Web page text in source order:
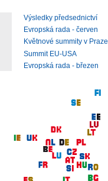
Výsledky předsednictví
Evropská rada - červen
Květnové summity v Praze
Summit EU-USA
Evropská rada - březen